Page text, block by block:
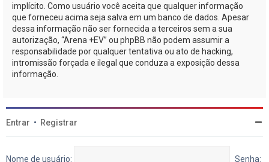
implícito. Como usuário você aceita que qualquer informação
que forneceu acima seja salva em um banco de dados. Apesar
dessa informação não ser fornecida a terceiros sem a sua
autorização, “Arena +EV” ou phpBB não podem assumir a
responsabilidade por qualquer tentativa ou ato de hacking,
intromissão forçada e ilegal que conduza a exposição dessa
informação.
Entrar • Registrar
Nome de usuário: Senha: